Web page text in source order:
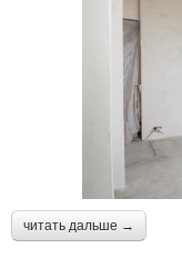
читать дальше →